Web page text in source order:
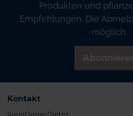
Produkten und
Empfehlungen. Die
möglich.
Kontakt